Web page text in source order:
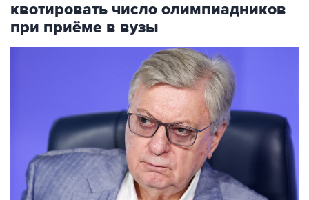
квотировать число олимпиадников
при приёме в вузы